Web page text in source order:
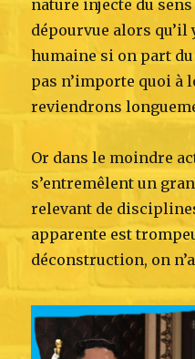
nature injecte du
dépourvue alors qu’il
humaine si on part
pas n’importe quoi à
reviendrons
Or dans le moindre
s’entremêlent un
relevant de
apparente est
déconstruction, on